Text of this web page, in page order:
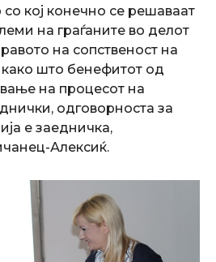
кој конечно се решаваат
на граѓаните во делот
на сопственост на
како што бенефитот од
на процесот на
одговорноста за
е заедничка,
Алексиќ.